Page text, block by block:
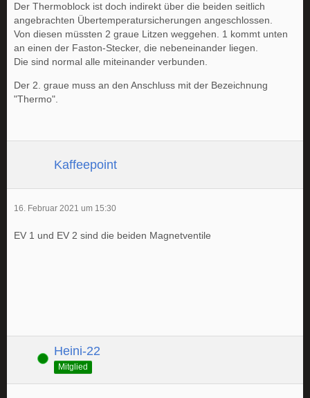
Der Thermoblock ist doch indirekt über die beiden seitlich
angebrachten Übertemperatursicherungen angeschlossen.
Von diesen müssten 2 graue Litzen weggehen. 1 kommt unten
an einen der Faston-Stecker, die nebeneinander liegen.
Die sind normal alle miteinander verbunden.
Der 2. graue muss an den Anschluss mit der Bezeichnung
"Thermo".
Kaffeepoint
16. Februar 2021 um 15:30
EV 1 und EV 2 sind die beiden Magnetventile
Online Heini-22
Mitglied